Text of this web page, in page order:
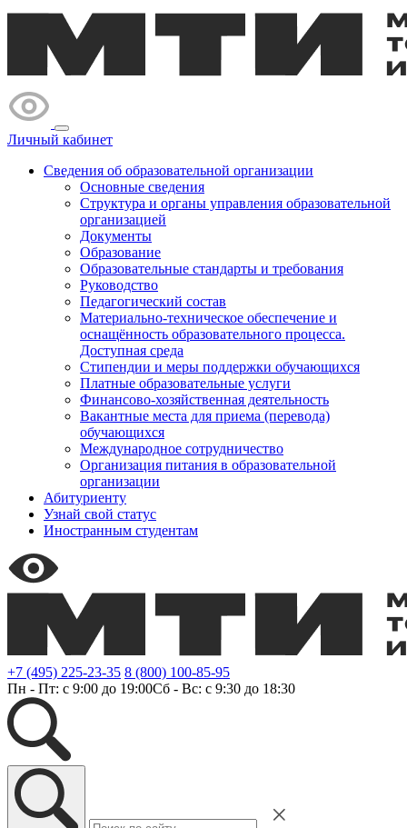
Личный кабинет
Сведения об образовательной организации
Основные сведения
Структура и органы управления образовательной
организацией
Документы
Образование
Образовательные стандарты и требования
Руководство
Педагогический состав
Материально-техническое обеспечение и
оснащённость образовательного процесса.
Доступная среда
Стипендии и меры поддержки обучающихся
Платные образовательные услуги
Финансово-хозяйственная деятельность
Вакантные места для приема (перевода)
обучающихся
Международное сотрудничество
Организация питания в образовательной
организации
Абитуриенту
Узнай свой статус
Иностранным студентам
+7 (495) 225-23-35 8 (800) 100-85-95
Пн - Пт: с 9:00 до 19:00Сб - Вс: с 9:30 до 18:30